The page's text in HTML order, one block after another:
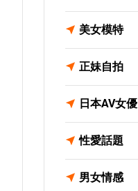
美女模特
正妹自拍
日本AV女優
性愛話題
男女情感